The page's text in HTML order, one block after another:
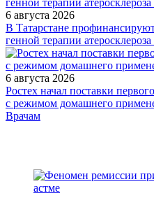
6 августа 2026
В Татарстане
генной терапии
6 августа 2026
Ростех начал поставки
с режимом домашнего
/doctor/infectious/chasto-
Врачам